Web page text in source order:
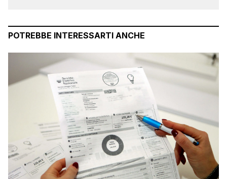
POTREBBE INTERESSARTI ANCHE